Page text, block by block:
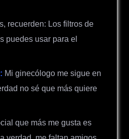
recuerden: Los filtros de
puedes usar para el
Mi ginecólogo me sigue en
no sé que más quiere
que más me gusta es